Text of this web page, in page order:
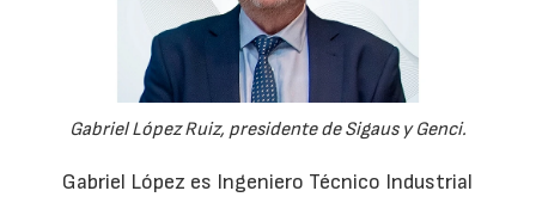
Gabriel López Ruiz, presidente de Sigaus y Genci.
Gabriel López es Ingeniero Técnico Industrial